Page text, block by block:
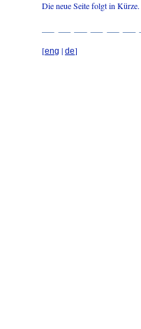
Die neue Seite folgt in Kürze.
[eng | de]